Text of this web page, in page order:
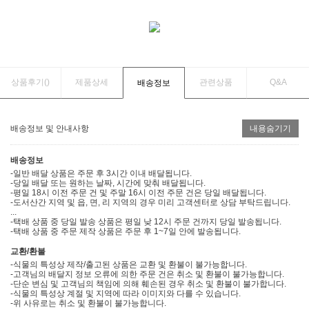
상품후기() 제품상세 배송정보 관련상품 Q&A
배송정보 및 안내사항 내용숨기기
배송정보
-일반 배달 상품은 주문 후 3시간 이내 배달됩니다.
-당일 배달 또는 원하는 날짜, 시간에 맞춰 배달됩니다.
-평일 18시 이전 주문 건 및 주말 16시 이전 주문 건은 당일 배달됩니다.
-도서산간 지역 및 읍, 면, 리 지역의 경우 미리 고객센터로 상담 부탁드립니다.
-택배 상품 중 당일 발송 상품은 평일 낮 12시 주문 건까지 당일 발송됩니다.
-택배 상품 중 주문 제작 상품은 주문 후 1~7일 안에 발송됩니다.
교환/환불
-식물의 특성상 제작/출고된 상품은 교환 및 환불이 불가능합니다.
-고객님의 배달지 정보 오류에 의한 주문 건은 취소 및 환불이 불가능합니다.
-단순 변심 및 고객님의 책임에 의해 훼손된 경우 취소 및 환불이 불가합니다.
-식물의 특성상 계절 및 지역에 따라 이미지와 다를 수 있습니다.
-위 사유로는 취소 및 환불이 불가능합니다.